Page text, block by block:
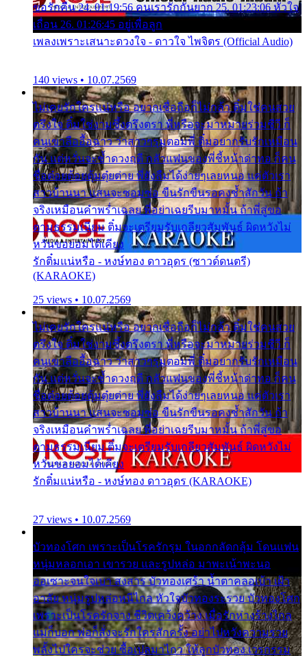
ขอรักคืน 24. 01:19:56 คนเรารักกันยาก 25. 01:23:06 หัวใจ
เถื่อน 26. 01:26:45 อยู่เพื่อลูก
เพลงเพราะเสนาะดวงใจ - ดาวใจ ไพจิตร (Official Audio)
140 views • 10.07.2569
ไม่เคยรักใครแน่หรือ อยากเชื่อถือก็ไม่กล้า ติ๋มใช่คนสวย
ตรึงใจ ติ๋มใช่งามซึ้งตรึงตรา พี่หรือจะมาหมายร่วมชีวี ก็
คนเขาลืออื้อฉาว ว่าสาวๆรุมตอมพี่ ติ๋มอยากรับรักเหมือน
กัน แต่หวั่นจะช้ำดวงฤดี กลัวแฟนของพี่ชี้หน้าด่าทอ ก็คน
ชื่อต๋อยต้อยตุ้มตุ๋ยต่าย พี่ยังลืมได้ง่ายๆเลยหนอ แค่ตัวเรา
สาวบ้านนา แสนจะซอมซ่อ ขืนรักขืนรอคงช้ำสักวัน ถ้า
จริงเหมือนคำพร่ำเฉลย พี่อย่าเฉยรีบมาหมั้น ถ้าพี่สู่ขอ
ตามธรรมเนียม ติ๋มจะเตรียมรับเกลียวสัมพันธ์ ผิดหวังไม่
หวั่นขอยอมได้เคียง
รักติ๋มแน่หรือ - หงษ์ทอง ดาวอุดร (ซาวด์ดนตรี)
(KARAOKE)
25 views • 10.07.2569
ไม่เคยรักใครแน่หรือ อยากเชื่อถือก็ไม่กล้า ติ๋มใช่คนสวย
ตรึงใจ ติ๋มใช่งามซึ้งตรึงตรา พี่หรือจะมาหมายร่วมชีวี ก็
คนเขาลืออื้อฉาว ว่าสาวๆรุมตอมพี่ ติ๋มอยากรับรักเหมือน
กัน แต่หวั่นจะช้ำดวงฤดี กลัวแฟนของพี่ชี้หน้าด่าทอ ก็คน
ชื่อต๋อยต้อยตุ้มตุ๋ยต่าย พี่ยังลืมได้ง่ายๆเลยหนอ แค่ตัวเรา
สาวบ้านนา แสนจะซอมซ่อ ขืนรักขืนรอคงช้ำสักวัน ถ้า
จริงเหมือนคำพร่ำเฉลย พี่อย่าเฉยรีบมาหมั้น ถ้าพี่สู่ขอ
ตามธรรมเนียม ติ๋มจะเตรียมรับเกลียวสัมพันธ์ ผิดหวังไม่
หวั่นขอยอมได้เคียง
รักติ๋มแน่หรือ - หงษ์ทอง ดาวอุดร (KARAOKE)
27 views • 10.07.2569
บัวทองโศก เพราะเป็นโรครักรุม ในอกกลัดกลุ้ม โดนแฟน
หนุ่มหลอกเอา เขารวย และรูปหล่อ มาพะเน้าพะนอ
ออเซาะจนใจเบา สงสาร บัวทองเศร้า น้ำตาคลอเบ้า เฝ้า
อาลัย หนุ่มรูปหล่อหนีไกล หัวใจบัวทองระรวย บัวทองโศก
เพราะเป็นโรครักจาง ชีวิตเคว้งคว้าง เมื่อรักห่างร้างไกล
แม่ก็บอก พ่อก็สั่งจะรักใครสักครั้ง อย่าไปหวังความรวย
พลั้งไปใครจะช่วย ซื้อเปลมาไกว ให้ลูกบัวทอง เวรกรรม